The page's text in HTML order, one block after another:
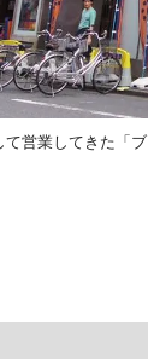
営業してきた「